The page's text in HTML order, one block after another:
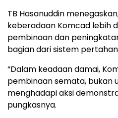
TB Hasanuddin
keberadaan Komcad lebih
pembinaan dan
bagian dari sistem
“Dalam keadaan damai,
pembinaan semata, bukan
menghadapi aksi
pungkasnya.